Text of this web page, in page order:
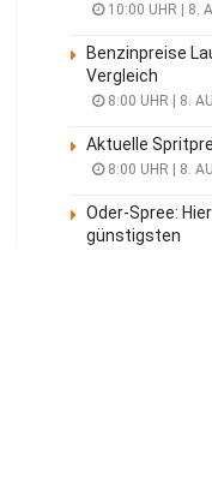
10:00 UHR | 8.
Benzinpreise
Vergleich
8:00 UHR | 8.
Aktuelle
8:00 UHR | 8.
Oder-Spree:
günstigsten